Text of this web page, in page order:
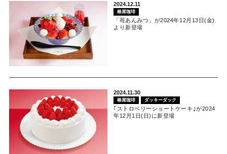
2024.12.11
椿屋珈琲
「苺あんみつ」が2024年12月13日(金)
より新登場
2024.11.30
椿屋珈琲 ダッキーダック
｢ストロベリーショートケーキ｣が2024
年12月1日(日)に新登場